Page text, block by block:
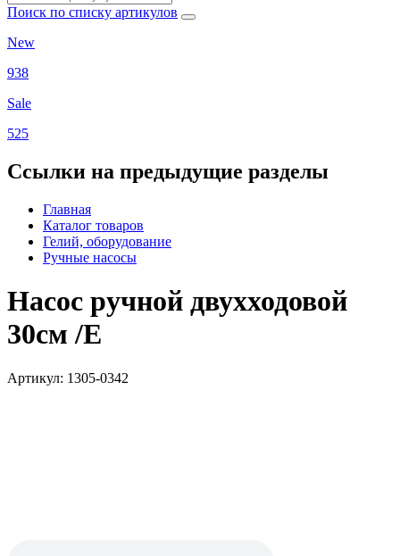
Поиск по списку артикулов
New
938
Sale
525
Ссылки на предыдущие разделы
Главная
Каталог товаров
Гелий, оборудование
Ручные насосы
Насос ручной двухходовой
30см /E
Артикул: 1305-0342